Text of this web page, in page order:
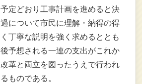
定どおり工事計画を進めると決
について市民に理解・納得の得
丁寧な説明を強く求めるととも
予想される一連の支出がこれか
革と両立を図ったうえで行われ
ものである。